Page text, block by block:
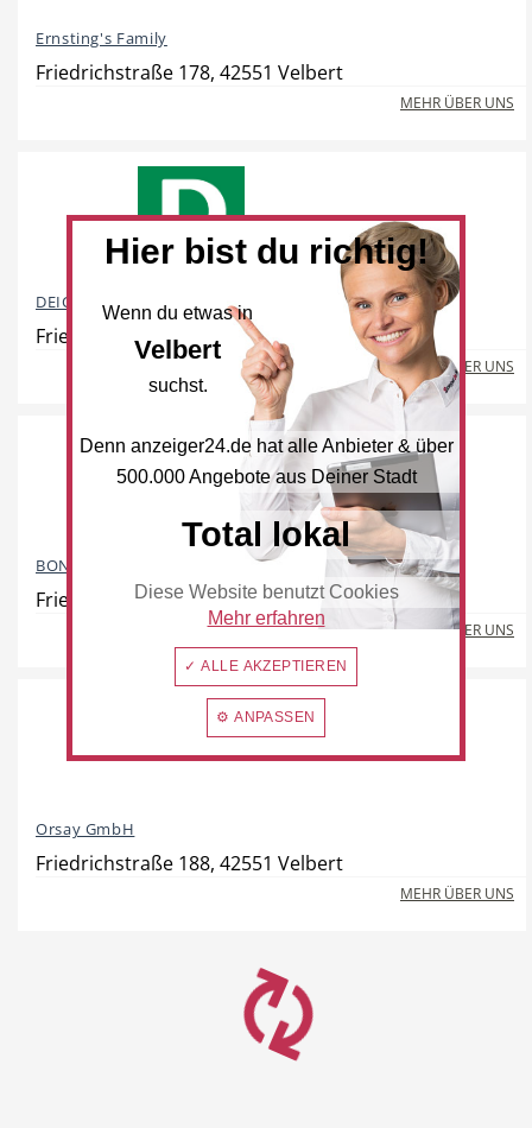
Veranstaltungskalender
Lokale Empfehlungen Öffentliche Einrichtungen
Ernsting's Family
Friedrichstraße 178, 42551 Velbert
MEHR ÜBER UNS
DEICHMANN Schuhe
Friedrichstraße 182, 42551 Velbert
MEHR ÜBER UNS
BONITA GmbH
Friedrichstraße 182-184, 42551 Velbert
MEHR ÜBER UNS
Orsay GmbH
Friedrichstraße 188, 42551 Velbert
MEHR ÜBER UNS
Hier bist du richtig!
Wenn du etwas in
Velbert
suchst.
Denn anzeiger24.de hat alle Anbieter & über
500.000 Angebote aus Deiner Stadt
Total lokal
Diese Website benutzt Cookies
Mehr erfahren
✓ ALLE AKZEPTIEREN
⚙ ANPASSEN